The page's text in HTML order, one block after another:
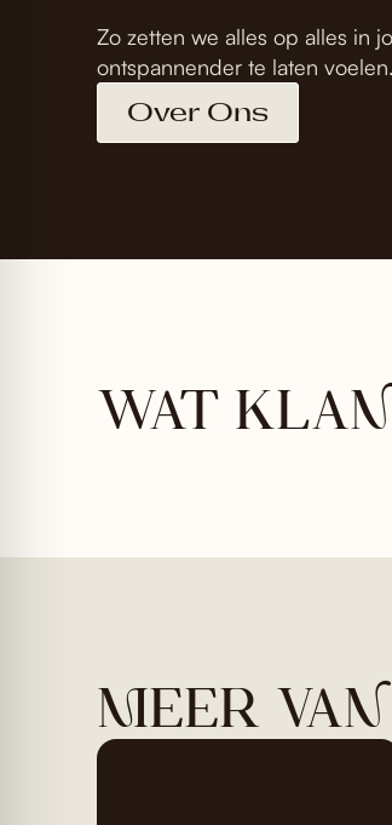
Zo zetten we alles op alles in
ontspannender te laten voelen.
Over Ons
WAT
MEER